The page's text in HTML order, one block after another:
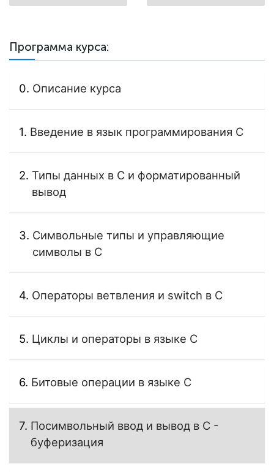
Программа курса:
Описание курса
Введение в язык программирования C
Типы данных в C и форматированный
вывод
Символьные типы и управляющие
символы в C
Операторы ветвления и switch в C
Циклы и операторы в языке C
Битовые операции в языке C
Посимвольный ввод и вывод в C -
буферизация